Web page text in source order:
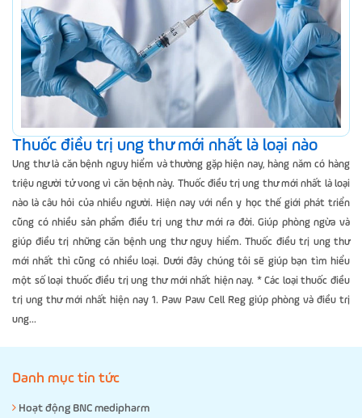
Thuốc điều trị ung thư mới nhất là loại nào
Ung thư là căn bệnh nguy hiểm và thường gặp hiện nay, hàng năm có hàng
triệu người tử vong vì căn bệnh này. Thuốc điều trị ung thư mới nhất là loại
nào là câu hỏi của nhiều người. Hiện nay với nền y học thế giới phát triển
cũng có nhiều sản phẩm điều trị ung thư mới ra đời. Giúp phòng ngừa và
giúp điều trị những căn bệnh ung thư nguy hiểm. Thuốc điều trị ung thư
mới nhất thì cũng có nhiều loại. Dưới đây chúng tôi sẽ giúp bạn tìm hiểu
một số loại thuốc điều trị ung thư mới nhất hiện nay. * Các loại thuốc điều
trị ung thư mới nhất hiện nay 1. Paw Paw Cell Reg giúp phòng và điều trị
ung...
Danh mục tin tức
Hoạt động BNC medipharm